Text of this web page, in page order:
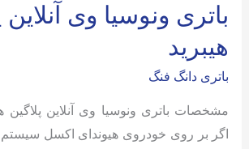
باتری ونوسیا وی آنلاین
هیبرید
باتری دانگ فنگ
مشخصات باتری ونوسیا وی آنلاین پلاگین
اگر بر روی خودروی هیوندای اکسل